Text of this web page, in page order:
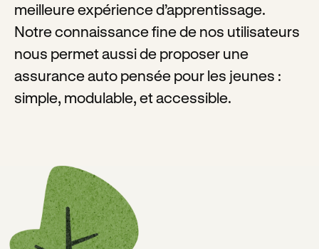
meilleure expérience d’apprentissage.
Notre connaissance fine de nos utilisateurs
nous permet aussi de proposer une
assurance auto pensée pour les jeunes :
simple, modulable, et accessible.